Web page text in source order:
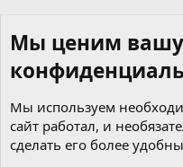
Мы ценим вашу
Мы используем
сайт работал, и
сделать его более